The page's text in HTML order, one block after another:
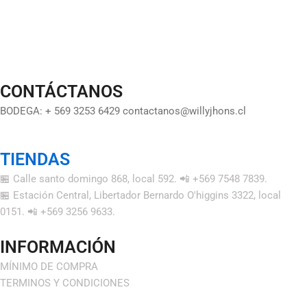
CONTÁCTANOS
BODEGA: + 569 3253 6429 contactanos@willyjhons.cl
TIENDAS
🏪 Calle santo domingo 868, local 592. 📲 +569 7548 7839.
🏪 Estación Central, Libertador Bernardo O'higgins 3322, local
0151. 📲 +569 3256 9633.
INFORMACIÓN
MÍNIMO DE COMPRA
TERMINOS Y CONDICIONES